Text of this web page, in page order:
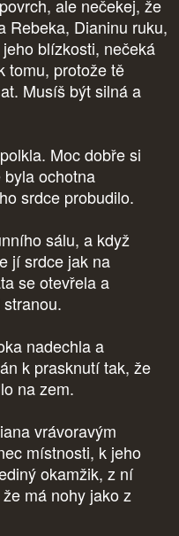
ale nečekej, že
Rebeka, Dianinu ruku,
blízkosti, nečeká
tomu, protože tě
Musíš být silná a
Moc dobře si
ochotna
srdce probudilo.
sálu, a když
jí srdce jak na
se otevřela a
nadechla a
k prasknutí tak, že
na zem.
vrávoravým
místnosti, k jeho
okamžik, z ní
má nohy jako z